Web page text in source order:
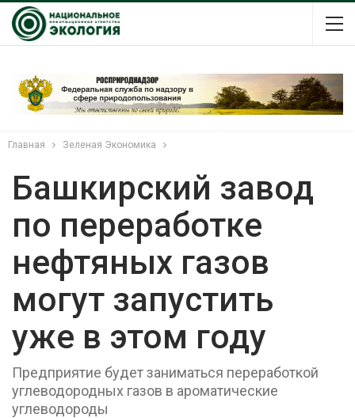
Главная Зеленая Экономика
Башкирский завод
по переработке
нефтяных газов
могут запустить
уже в этом году
Предприятие будет заниматься переработкой
углеводородных газов в ароматические
углеводороды